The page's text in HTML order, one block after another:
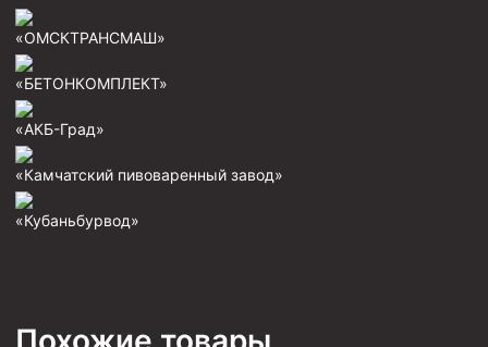
Фрезеры-долота торцевые
Ключи
«ОМСКТРАНСМАШ»
«БЕТОНКОМПЛЕКТ»
«АКБ-Град»
«Камчатский пивоваренный завод»
«Кубаньбурвод»